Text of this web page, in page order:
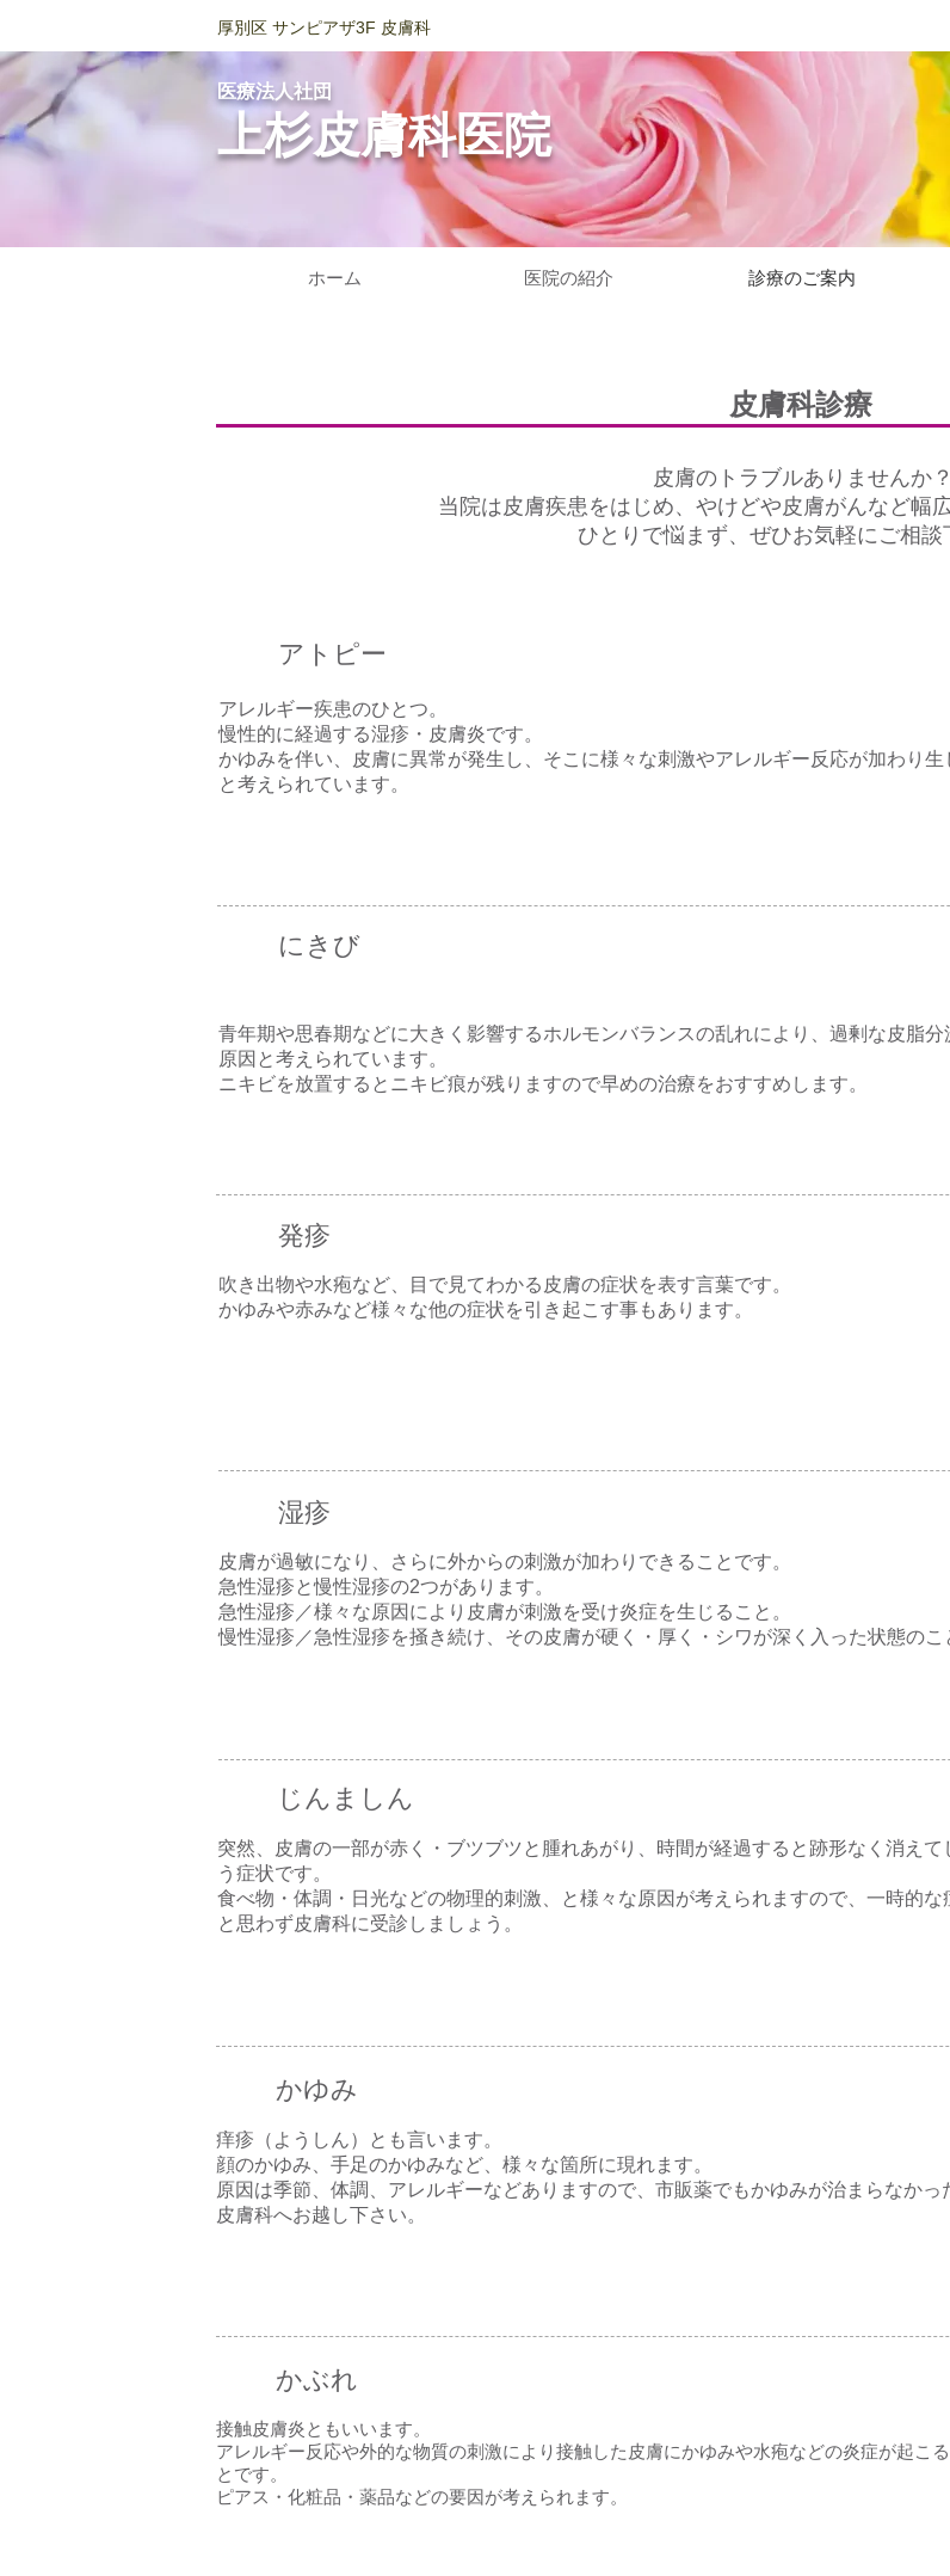
厚別区 サンピアザ3F 皮膚科
医療法人社団
上杉皮膚科医院
ホーム 医院の紹介 診療のご案内
皮膚科診療
皮膚のトラブルありませんか？
当院は皮膚疾患をはじめ、やけどや皮膚がんなど幅
ひとりで悩まず、ぜひお気軽にご相談
アトピー
アレルギー疾患のひとつ。
慢性的に経過する湿疹・皮膚炎です。
かゆみを伴い、皮膚に異常が発生し、そこに様々な刺激やアレルギー反応が加わり生
と考えられています。
にきび
青年期や思春期などに大きく影響するホルモンバランスの乱れにより、過剰な皮脂分
原因と考えられています。
ニキビを放置するとニキビ痕が残りますので早めの治療をおすすめします。
発疹
吹き出物や水疱など、目で見てわかる皮膚の症状を表す言葉です。
かゆみや赤みなど様々な他の症状を引き起こす事もあります。
湿疹
皮膚が過敏になり、さらに外からの刺激が加わりできることです。
急性湿疹と慢性湿疹の2つがあります。
急性湿疹／様々な原因により皮膚が刺激を受け炎症を生じること。
慢性湿疹／急性湿疹を掻き続け、その皮膚が硬く・厚く・シワが深く入った状態のこ
じんましん
突然、皮膚の一部が赤く・ブツブツと腫れあがり、時間が経過すると跡形なく消えて
う症状です。
食べ物・体調・日光などの物理的刺激、と様々な原因が考えられますので、一時的な
と思わず皮膚科に受診しましょう。
かゆみ
痒疹（ようしん）とも言います。
顔のかゆみ、手足のかゆみなど、様々な箇所に現れます。
原因は季節、体調、アレルギーなどありますので、市販薬でもかゆみが治まらなかっ
皮膚科へお越し下さい。
かぶれ
接触皮膚炎ともいいます。
アレルギー反応や外的な物質の刺激により接触した皮膚にかゆみや水疱などの炎症が起こる
とです。
ピアス・化粧品・薬品などの要因が考えられます。